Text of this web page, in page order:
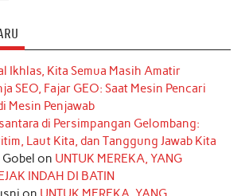
Ikhlas, Kita Semua Masih Amatir
SEO, Fajar GEO: Saat Mesin Pencari
Mesin Penjawab
di Persimpangan Gelombang:
Laut Kita, dan Tanggung Jawab Kita
on UNTUK MEREKA, YANG
INDAH DI BATIN